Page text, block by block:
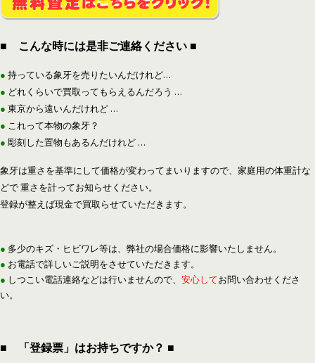
■ こんな時には是非ご連絡ください ■
● 持っている象牙を売りたいんだけれど…
● どれくらいで買取ってもらえるんだろう …
● 東京から遠いんだけれど …
● これって本物の象牙？
● 彫刻した置物もあるんだけれど …
象牙は重さを基準にして価格が変わってまいりますので、家庭用の体重計な
どで 重さを計ってお知らせください。
登録が整えば現金で買取らせていただきます。
● 多少のキズ・ヒビワレ等は、弊社の場合価格に影響いたしません。
● お電話で詳しいご説明をさせていただきます。
● しつこい電話連絡などは行いませんので、 安心してお問い合わせくださ
い。
■ 「登録票」はお持ちですか？ ■